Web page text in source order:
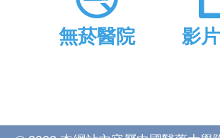
無菸醫院 影